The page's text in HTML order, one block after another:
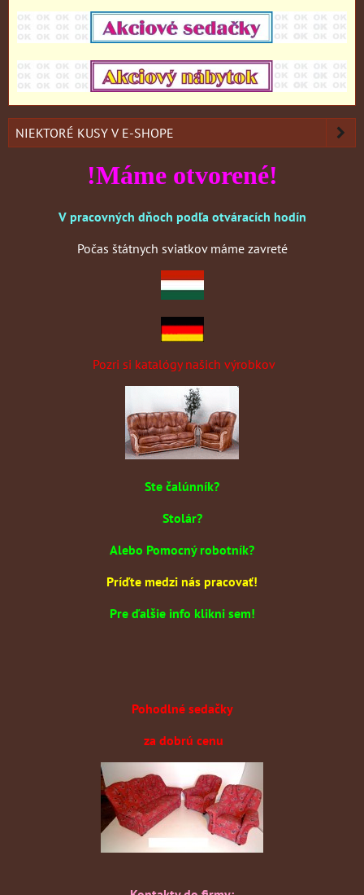
NIEKTORÉ KUSY V E-SHOPE
!Máme otvorené!
V pracovných dňoch podľa otváracích hodín
Počas štátnych sviatkov máme zavreté
Pozri si katalógy našich výrobkov
Ste čalúnník?
Stolár?
Alebo Pomocný robotník?
Príďte medzi nás pracovať!
Pre ďalšie info klikni sem!
Pohodlné sedačky
za dobrú cenu